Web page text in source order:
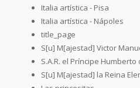
Italia artística - Pisa
Italia artística - Nápoles
title_page
S[u] M[ajestad] Victor
S.A.R. el Príncipe
S[u] M[ajestad] la Reina